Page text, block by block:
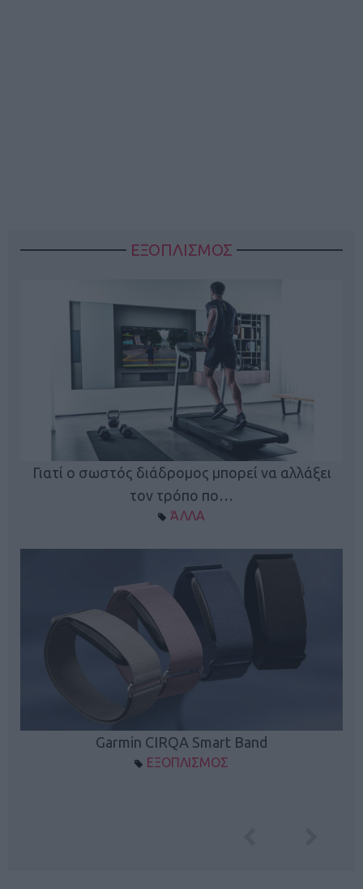
ΕΞΟΠΛΙΣΜΟΣ
Γιατί ο σωστός διάδρομος μπορεί να αλλάξει
τον τρόπο πο…
ΆΛΛΑ
Garmin CIRQA Smart Band
ΕΞΟΠΛΙΣΜΟΣ